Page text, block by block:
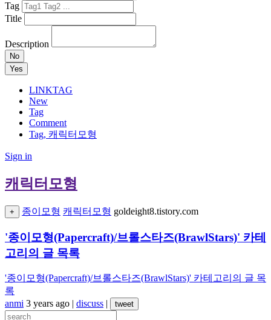
Tag
Title
Description
No
Yes
LINKTAG
New
Tag
Comment
Tag, 캐릭터모형
Sign in
캐릭터모형
+ 종이모형 캐릭터모형 goldeight8.tistory.com
'종이모형(Papercraft)/브롤스타즈(BrawlStars)' 카테
고리의 글 목록
'종이모형(Papercraft)/브롤스타즈(BrawlStars)' 카테고리의 글 목
록
anmi 3 years ago | discuss | tweet